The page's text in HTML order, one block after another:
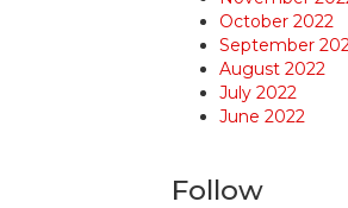
October 2022
September
August 2022
July 2022
June 2022
Follow